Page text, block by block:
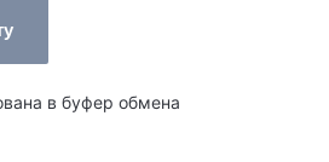
в буфер обмена